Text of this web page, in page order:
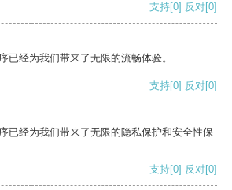
支持[0] 反对[0]
已经为我们带来了无限的流畅体验。
支持[0] 反对[0]
已经为我们带来了无限的隐私保护和安全性保
支持[0] 反对[0]